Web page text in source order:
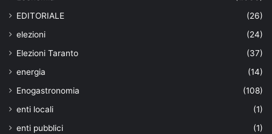
EDITORIALE
(26)
elezioni
(24)
Elezioni Taranto
(37)
energia
(14)
Enogastronomia
(108)
enti locali
(1)
enti pubblici
(1)